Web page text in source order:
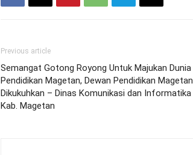
Previous article
Semangat Gotong Royong Untuk Majukan Dunia
Pendidikan Magetan, Dewan Pendidikan Magetan
Dikukuhkan – Dinas Komunikasi dan Informatika
Kab. Magetan